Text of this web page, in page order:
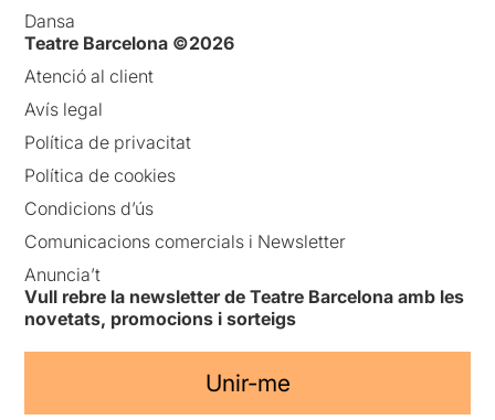
Dansa
Teatre Barcelona ©2026
Atenció al client
Avís legal
Política de privacitat
Política de cookies
Condicions d’ús
Comunicacions comercials i Newsletter
Anuncia’t
Vull rebre la newsletter de Teatre Barcelona amb les
novetats, promocions i sorteigs
Unir-me